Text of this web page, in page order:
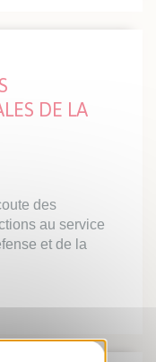
DE LA
des
au service
et de la